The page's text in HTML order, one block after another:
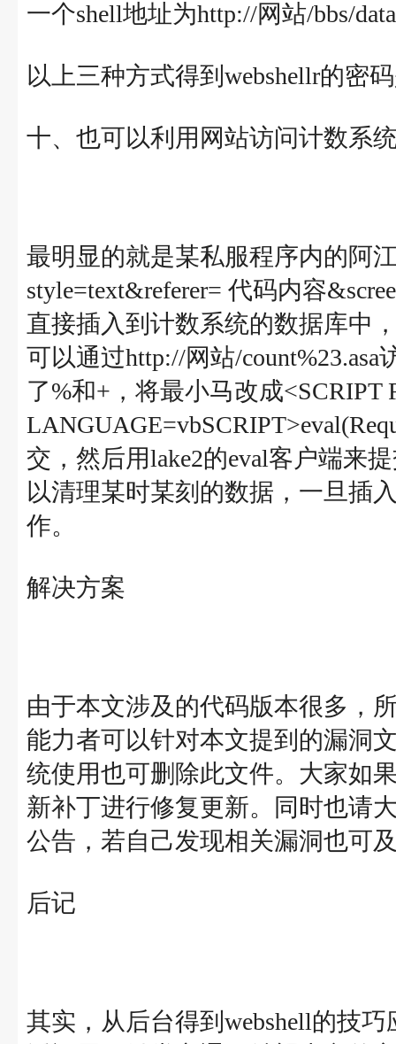
一个shell地址为http://网站/bbs/
以上三种方式得到webshellr的密
十、也可以利用网站访问计数系
最明显的就是某私服程序内的阿
style=text&referer= 代码内容
直接插入到计数系统的数据库中
可以通过http://网站/
了%和+，将最小马改成<SCRIPT
交，然后用lake2的eval客户端来
以清理某时某刻的数据，一旦插
作。
解决方案
由于本文涉及的代码版本很多，
能力者可以针对本文提到的漏洞
统使用也可删除此文件。大家如
新补丁进行修复更新。同时也请
公告，若自己发现相关漏洞也可
后记
其实，从后台得到webshell的技